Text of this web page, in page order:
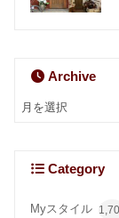
Archive
Category
Myスタイル